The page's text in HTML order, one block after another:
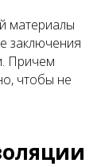
материалы
заключения
Причем
чтобы не